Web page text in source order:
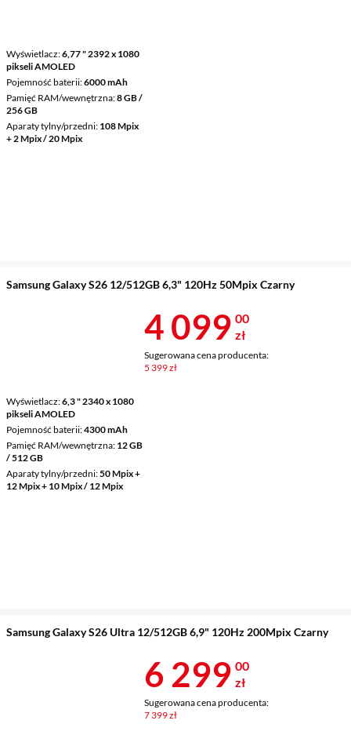
Wyświetlacz 6,77 " 2392 x 1080
pikseli AMOLED
Pojemność baterii 6000 mAh
Pamięć RAM/wewnętrzna 8 GB /
256 GB
Aparaty tylny/przedni 108 Mpix
+ 2 Mpix / 20 Mpix
Samsung Galaxy S26 12/512GB 6,3" 120Hz 50Mpix Czarny
Wyświetlacz 6,3 " 2340 x 1080
pikseli AMOLED
Pojemność baterii 4300 mAh
Pamięć RAM/wewnętrzna 12 GB
/ 512 GB
Aparaty tylny/przedni 50 Mpix +
12 Mpix + 10 Mpix / 12 Mpix
Cena 4 099 zł
4 099 00
zł
Sugerowana cena producenta:
5 399 zł
Samsung Galaxy S26 Ultra 12/512GB 6,9" 120Hz 200Mpix Czarny
Cena 6 299 zł
6 299 00
zł
Sugerowana cena producenta:
7 399 zł